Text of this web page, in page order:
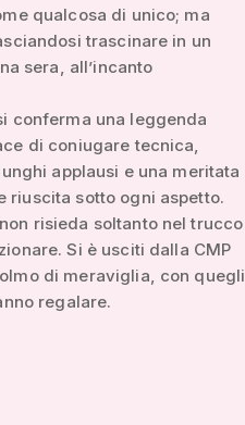
qualcosa di unico; ma
trascinare in un
sera, all’incanto
conferma una leggenda
di coniugare tecnica,
applausi e una meritata
riuscita sotto ogni aspetto.
risieda soltanto nel trucco
Si è usciti dalla CMP
di meraviglia, con quegli
regalare.